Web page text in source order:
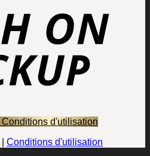
Conditions d'utilisation
Conditions d'utilisation